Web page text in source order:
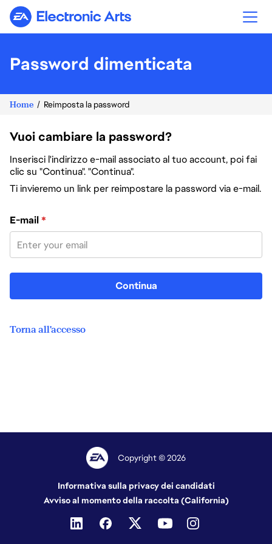
Electronic Arts
Password dimenticata
Home Reimposta la password
Vuoi cambiare la password?
Inserisci l'indirizzo e-mail associato al tuo account, poi fai
clic su "Continua". "Continua".
Ti invieremo un link per reimpostare la password via e-mail.
Reimposta la password col tuo indirizzo e-mail
E-mail*
Continua
Torna all'accesso
Copyright © 2026
Informativa sulla privacy dei candidati
Avviso al momento della raccolta (California)